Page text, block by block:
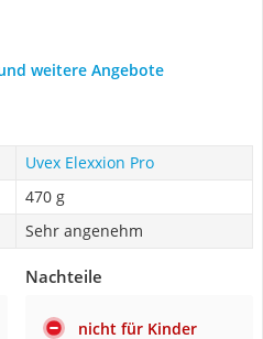
weitere Angebote
Uvex Elexxion Pro
470 g
Sehr angenehm
Nachteile
nicht für Kinder